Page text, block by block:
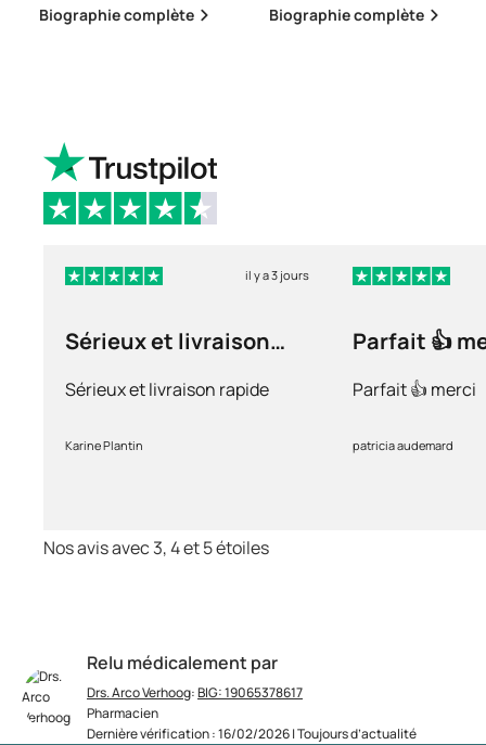
Relu médicalement par
Drs. Arco Verhoog:BIG: 19065378617
Pharmacien
Dernière vérification : 16/02/2026 | Toujours d’actualité
Biographie complète Biographie complète
il y a 3 jours
Sérieux et livraison
Sérieux et livraison rapide
Karine Plantin
Parfait 👍
Parfait 👍 merci
patricia audemard
Nos avis avec 3, 4 et 5 étoiles